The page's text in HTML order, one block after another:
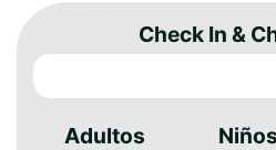
Check In &
Adultos Niños